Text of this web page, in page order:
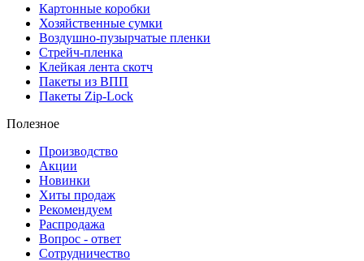
Картонные коробки
Хозяйственные сумки
Воздушно-пузырчатые пленки
Стрейч-пленка
Клейкая лента скотч
Пакеты из ВПП
Пакеты Zip-Lock
Полезное
Производство
Акции
Новинки
Хиты продаж
Рекомендуем
Распродажа
Вопрос - ответ
Сотрудничество